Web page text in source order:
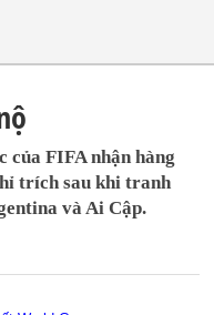
của FIFA nhận hàng
trích sau khi tranh
và Ai Cập.